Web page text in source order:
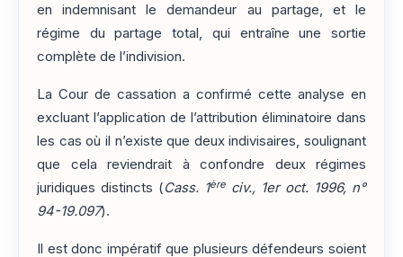
en indemnisant le demandeur au partage, et le
régime du partage total, qui entraîne une sortie
complète de l’indivision.
La Cour de cassation a confirmé cette analyse en
excluant l’application de l’attribution éliminatoire dans
les cas où il n’existe que deux indivisaires, soulignant
que cela reviendrait à confondre deux régimes
juridiques distincts (Cass. 1ère civ., 1er oct. 1996, n°
94-19.097).
Il est donc impératif que plusieurs défendeurs soient